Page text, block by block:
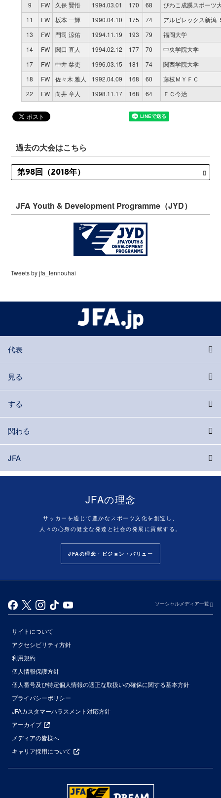
9
FW 久保 賢悟 1994.03.01 170 68
びわこ成蹊スポーツ
11
FW 坂本 一輝 1990.04.10 175 74
アルビレックス新潟
13
FW 門司 涼佑 1994.11.19 193 79
福岡大学
14
FW 関口 直人 1994.02.12 177 70
中央学院大学
17
FW 中井 栞吏 1996.03.15 181 74
関西学院大学
18
FW 佐々木 雅人 1992.04.09 168 60
藤枝ＭＹＦＣ
22
FW 向井 章人 1998.11.17 168 64 ＦＣ今治
過去の大会はこちら
JFA Youth & Development Programme（JYD）
Tweets by jfa_tennouhai
代表
見る
する
関わる
JFA
JFAの理念
サッカーを通じて豊かなスポーツ文化を創造し、
人々の心身の健全な発達と社会の発展に貢献する。
JFAの理念・ビジョン・バリュー
ソーシャルメディア一覧
サイトについて
アクセシビリティ方針
利用規約
個人情報保護方針
個人番号及び特定個人情報の適正な取扱いの確保に関する基本方針
プライバシーポリシー
JFAカスタマーハラスメント対応方針
アーカイブ
メディアの皆様へ
キャリア採用について